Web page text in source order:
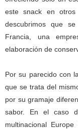
este snack en
descubrimos que
Francia, una
elaboración de
Por su parecido con
que se trata del
por su gramaje
sabor. En el caso
multinacional